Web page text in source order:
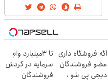
اگه فروشگاه داری
عضو فروشندگان
دیجی پی شو ،
تا 3میلیارد وام
سرمایه در گردش
فروشندگان